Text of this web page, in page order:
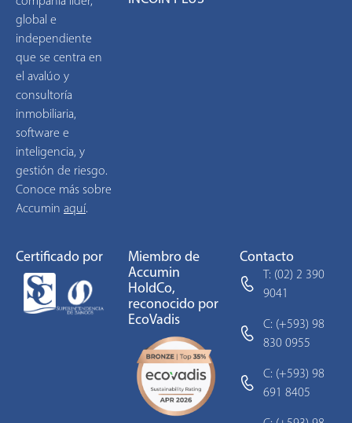
global e
independiente
que se centra en
el avalúo y
consultoría
inmobiliaria,
software e
inteligencia, y
gestión de riesgo.
Conoce más sobre
Accumin aquí.
Certificado por
Miembro de
Accumin
HoldCo,
reconocido por
EcoVadis
Contacto
T: (02) 2 390
9041
C: (+593) 98
830 0955
C: (+593) 98
691 8405